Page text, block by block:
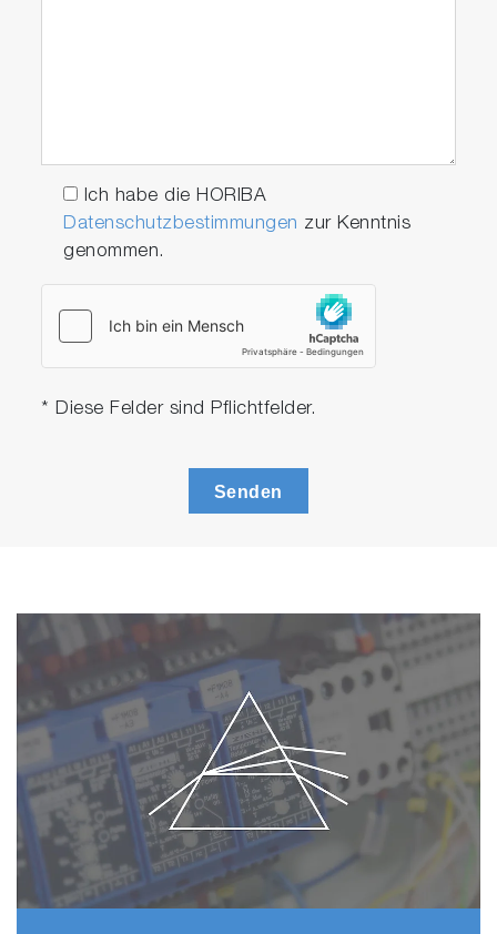
Ich habe die HORIBA
Datenschutzbestimmungen zur Kenntnis
genommen.
* Diese Felder sind Pflichtfelder.
Senden